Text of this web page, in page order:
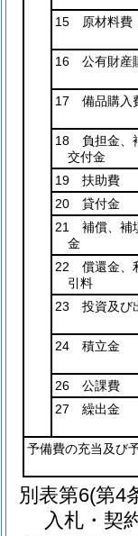
15 原材料費
16 公有財産
17 備品購入
18 負担金、
交付金
19 扶助費
20 貸付金
21 補償、補
金
22 償還金、
引料
23 投資及び
24 積立金
26 公課費
27 繰出金
予備費の充当及び
別表第6(第4
入札・契